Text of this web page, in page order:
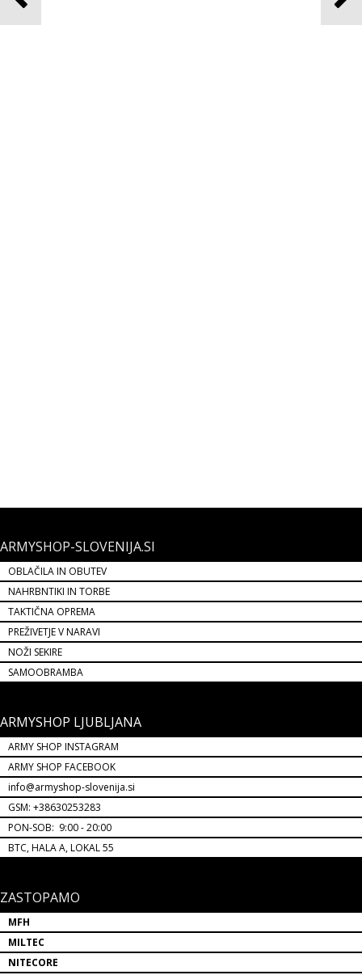
ARMYSHOP-SLOVENIJA.SI
OBLAČILA IN OBUTEV
NAHRBNTIKI IN TORBE
TAKTIČNA OPREMA
PREŽIVETJE V NARAVI
NOŽI SEKIRE
SAMOOBRAMBA
ARMYSHOP LJUBLJANA
ARMY SHOP INSTAGRAM
ARMY SHOP FACEBOOK
info@armyshop-slovenija.si
GSM: +38630253283
PON-SOB: 9:00 - 20:00
BTC, HALA A, LOKAL 55
ZASTOPAMO
MFH
MILTEC
NITECORE